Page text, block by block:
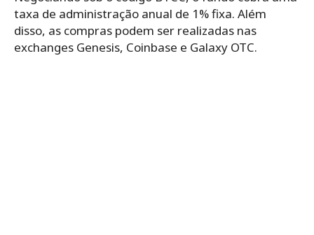
taxa de administração anual de 1% fixa. Além
disso, as compras podem ser realizadas nas
exchanges Genesis, Coinbase e Galaxy OTC.